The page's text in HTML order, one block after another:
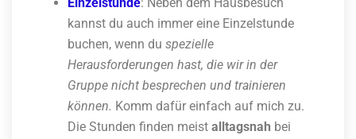
kannst du auch immer eine Einzelstunde
buchen, wenn du spezielle
Herausforderungen hast, die wir in der
Gruppe nicht besprechen und trainieren
können. Komm dafür einfach auf mich zu.
Die Stunden finden meist alltagsnah bei